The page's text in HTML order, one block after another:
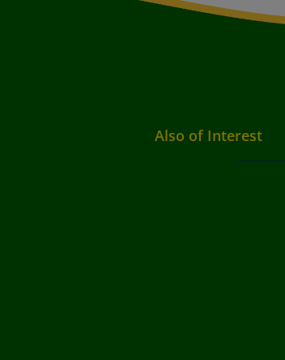
Also of Interest